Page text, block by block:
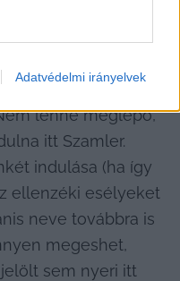
Adatvédelmi irányelvek
szemben
feltűnnek a
lenne meglepő,
itt Szamler.
indulása (ha így
ellenzéki esélyeket
neve továbbra is
megeshet,
sem nyeri itt